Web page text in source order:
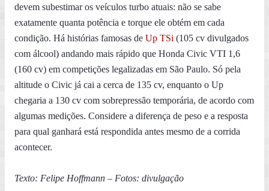
devem subestimar os veículos turbo atuais: não se sabe
exatamente quanta potência e torque ele obtém em cada
condição. Há histórias famosas de Up TSi (105 cv divulgados
com álcool) andando mais rápido que Honda Civic VTI 1,6
(160 cv) em competições legalizadas em São Paulo. Só pela
altitude o Civic já cai a cerca de 135 cv, enquanto o Up
chegaria a 130 cv com sobrepressão temporária, de acordo com
algumas medições. Considere a diferença de peso e a resposta
para qual ganhará está respondida antes mesmo de a corrida
acontecer.
Texto: Felipe Hoffmann – Fotos: divulgação